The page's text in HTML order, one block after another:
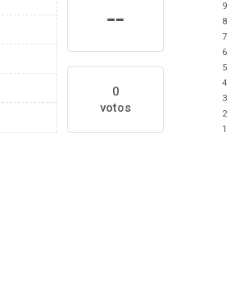
--
0
votos
9
8
7
6
5
4
3
2
1